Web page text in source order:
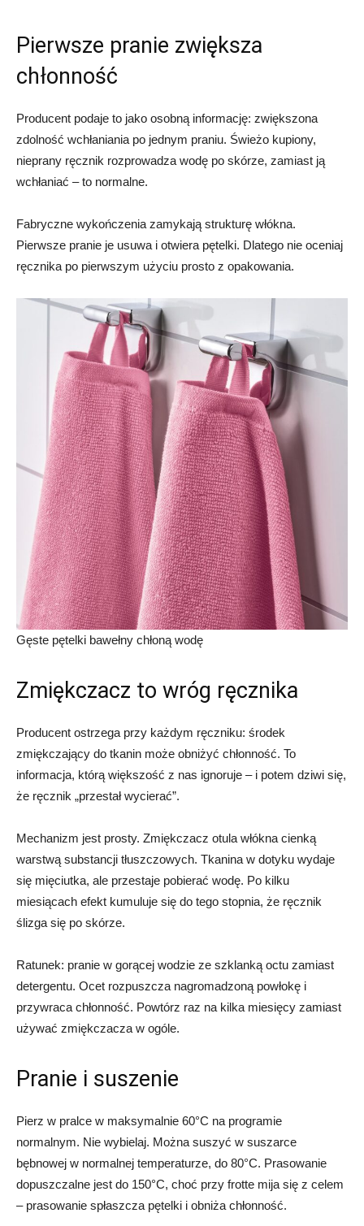
Pierwsze pranie zwiększa
chłonność
Producent podaje to jako osobną informację: zwiększona
zdolność wchłaniania po jednym praniu. Świeżo kupiony,
nieprany ręcznik rozprowadza wodę po skórze, zamiast ją
wchłaniać – to normalne.
Fabryczne wykończenia zamykają strukturę włókna.
Pierwsze pranie je usuwa i otwiera pętelki. Dlatego nie oceniaj
ręcznika po pierwszym użyciu prosto z opakowania.
Gęste pętelki bawełny chłoną wodę
Zmiękczacz to wróg ręcznika
Producent ostrzega przy każdym ręczniku: środek
zmiękczający do tkanin może obniżyć chłonność. To
informacja, którą większość z nas ignoruje – i potem dziwi się,
że ręcznik „przestał wycierać”.
Mechanizm jest prosty. Zmiękczacz otula włókna cienką
warstwą substancji tłuszczowych. Tkanina w dotyku wydaje
się mięciutka, ale przestaje pobierać wodę. Po kilku
miesiącach efekt kumuluje się do tego stopnia, że ręcznik
ślizga się po skórze.
Ratunek: pranie w gorącej wodzie ze szklanką octu zamiast
detergentu. Ocet rozpuszcza nagromadzoną powłokę i
przywraca chłonność. Powtórz raz na kilka miesięcy zamiast
używać zmiękczacza w ogóle.
Pranie i suszenie
Pierz w pralce w maksymalnie 60°C na programie
normalnym. Nie wybielaj. Można suszyć w suszarce
bębnowej w normalnej temperaturze, do 80°C. Prasowanie
dopuszczalne jest do 150°C, choć przy frotte mija się z celem
– prasowanie spłaszcza pętelki i obniża chłonność.